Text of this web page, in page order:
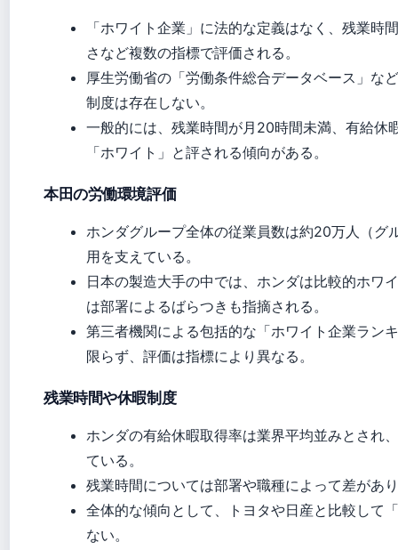
「ホワイト企業」に法的な定義はなく、残業
さなど複数の指標で評価される。
厚生労働省の「労働条件総合データベース」な
制度は存在しない。
一般的には、残業時間が月20時間未満、有給休
「ホワイト」と評される傾向がある。
本田の労働環境評価
ホンダグループ全体の従業員数は約20万人（グ
用を支えている。
日本の製造大手の中では、ホンダは比較的ホワ
は部署によるばらつきも指摘される。
第三者機関による包括的な「ホワイト企業ラン
限らず、評価は指標により異なる。
残業時間や休暇制度
ホンダの有給休暇取得率は業界平均並みとされ
ている。
残業時間については部署や職種によって差があ
全体的な傾向として、トヨタや日産と比較して
ない。